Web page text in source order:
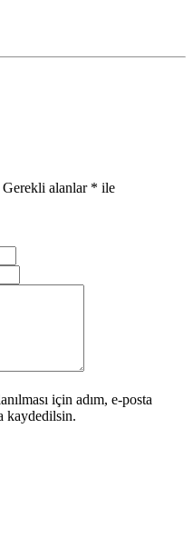
Gerekli alanlar * ile
için adım, e-posta
kaydedilsin.